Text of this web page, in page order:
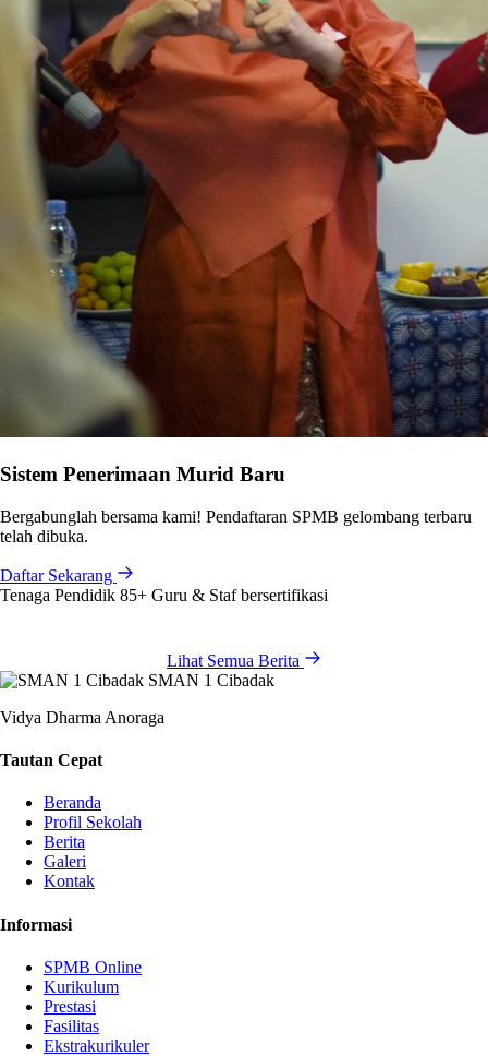
Sistem Penerimaan Murid Baru
Bergabunglah bersama kami! Pendaftaran SPMB gelombang terbaru
telah dibuka.
Daftar Sekarang
Tenaga Pendidik 85+ Guru & Staf bersertifikasi
Lihat Semua Berita
SMAN 1 Cibadak
Vidya Dharma Anoraga
Tautan Cepat
Beranda
Profil Sekolah
Berita
Galeri
Kontak
Informasi
SPMB Online
Kurikulum
Prestasi
Fasilitas
Ekstrakurikuler